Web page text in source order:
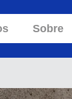
Sobre